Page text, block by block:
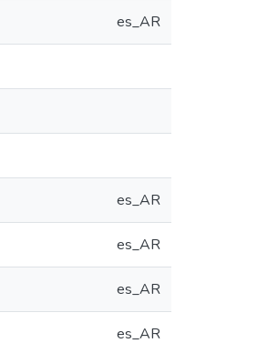
es_AR
es_AR
es_AR
es_AR
es_AR